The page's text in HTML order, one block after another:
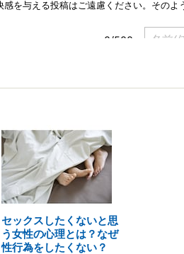
セックスしたくないと思
う女性の心理とは？なぜ
性行為をしたくない？